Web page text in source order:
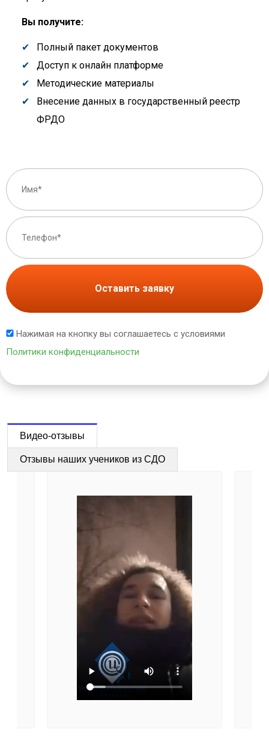
Вы получите:
Полный пакет документов
Доступ к онлайн платформе
Методические материалы
Внесение данных в государственный реестр
ФРДО
Оставить заявку
Нажимая на кнопку вы соглашаетесь с условиями
Политики конфиденциальности
Видео-отзывы
Отзывы наших учеников из СДО